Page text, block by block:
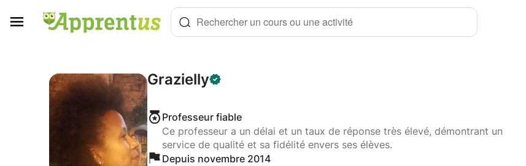
Rechercher un cours ou une activité
Grazielly
Professeur fiable
Ce professeur a un délai et un taux de réponse très élevé, démontrant un
service de qualité et sa fidélité envers ses élèves.
Depuis novembre 2014